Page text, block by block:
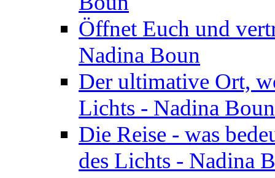
Öffnet Euch und
Nadina Boun
Der ultimative Ort,
Lichts - Nadina Boun
Die Reise - was
des Lichts - Nadina